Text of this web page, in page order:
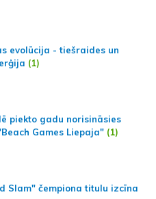
evolūcija - tiešraides un
(1)
piekto gadu norisināsies
Games Liepaja" (1)
Slam" čempiona titulu izcīna